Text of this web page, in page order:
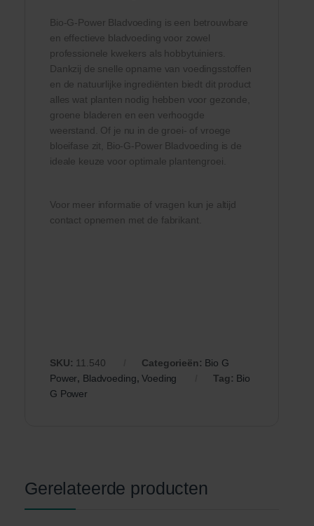
Bio-G-Power Bladvoeding is een betrouwbare
en effectieve bladvoeding voor zowel
professionele kwekers als hobbytuiniers.
Dankzij de snelle opname van voedingsstoffen
en de natuurlijke ingrediënten biedt dit product
alles wat planten nodig hebben voor gezonde,
groene bladeren en een verhoogde
weerstand. Of je nu in de groei- of vroege
bloeifase zit, Bio-G-Power Bladvoeding is de
ideale keuze voor optimale plantengroei.
Voor meer informatie of vragen kun je altijd
contact opnemen met de fabrikant.
SKU: 11.540 Categorieën: Bio G
Power, Bladvoeding,Voeding Tag: Bio
G Power
Gerelateerde producten